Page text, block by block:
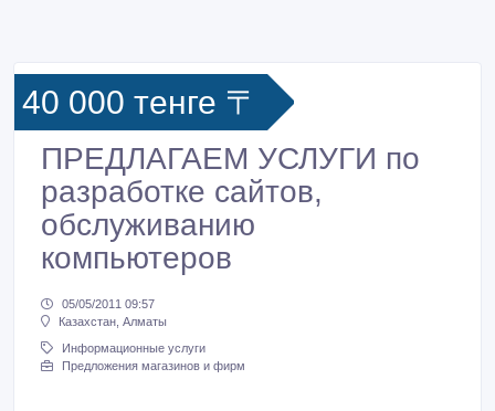
40 000 тенге 〒
ПРЕДЛАГАЕМ УСЛУГИ по
разработке сайтов,
обслуживанию
компьютеров
05/05/2011 09:57
Казахстан, Алматы
Информационные услуги
Предложения магазинов и фирм